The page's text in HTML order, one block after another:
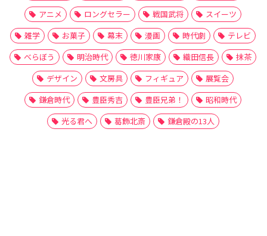
アニメ
ロングセラー 戦国武将
スイーツ
雑学
お菓子 幕末 漫画 時代劇
テレビ
べらぼう
明治時代 徳川家康 織田信長
抹茶
デザイン
文房具 フィギュア
展覧会
鎌倉時代
豊臣秀吉 豊臣兄弟！
昭和時代
光る君へ
葛飾北斎 鎌倉殿の13人